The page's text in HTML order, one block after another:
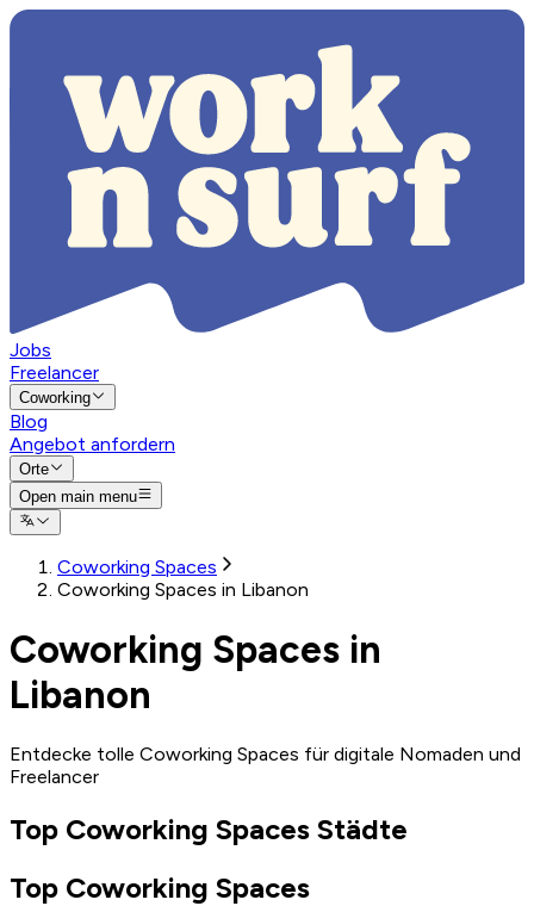
Jobs
Freelancer
Coworking
Blog
Angebot anfordern
Orte
Open main menu
Coworking Spaces
Coworking Spaces in Libanon
Coworking Spaces in
Libanon
Entdecke tolle Coworking Spaces für digitale Nomaden und
Freelancer
Top Coworking Spaces Städte
Top Coworking Spaces